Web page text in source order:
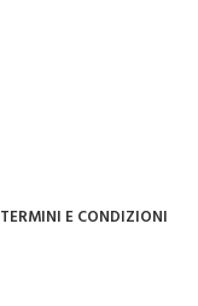
TERMINI E CONDIZIONI